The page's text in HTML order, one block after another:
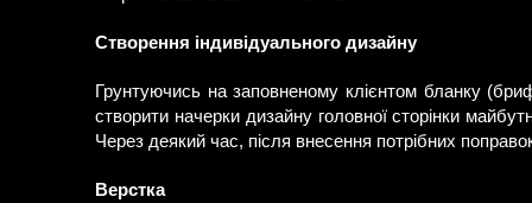
Створення індивідуального дизайну
Грунтуючись на заповненому клієнтом бланку
створити начерки дизайну головної сторінки
Через деякий час, після внесення потрібних
Верстка